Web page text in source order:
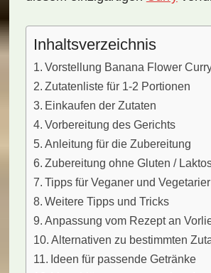
Inhaltsverzeichnis
Vorstellung Banana Flower
Zutatenliste für 1-2 Portionen
Einkaufen der Zutaten
Vorbereitung des Gerichts
Anleitung für die Zubereitung
Zubereitung ohne Gluten /
Tipps für Veganer und Vegetarier
Weitere Tipps und Tricks
Anpassung vom Rezept an
Alternativen zu bestimmten
Ideen für passende Getränke